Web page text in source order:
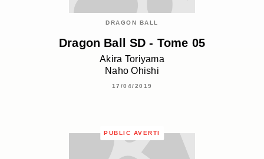
DRAGON BALL
Dragon Ball SD - Tome 05
Akira Toriyama
Naho Ohishi
17/04/2019
PUBLIC AVERTI